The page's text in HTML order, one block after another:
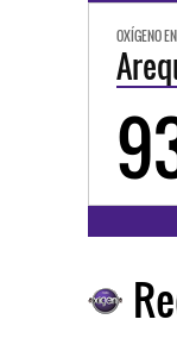
OXÍGENO